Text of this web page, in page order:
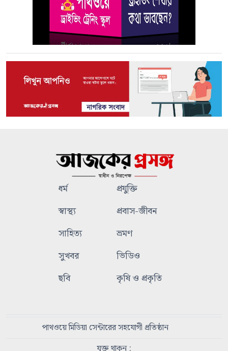
ধর্ম
প্রযুক্তি
স্বাস্থ্য
প্রবাস-জীবন
সাহিত্য
ভ্রমণ
সুখবর
ভিডিও
ছবি
কৃষি ও প্রকৃতি
পাথওয়ে মিডিয়া সেন্টারের সহযোগী প্রতিষ্ঠান